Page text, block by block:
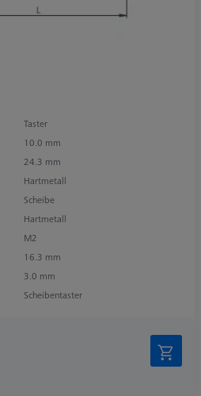
Taster
10.0 mm
24.3 mm
Hartmetall
Scheibe
Hartmetall
M2
16.3 mm
3.0 mm
Scheibentaster